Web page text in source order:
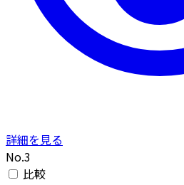
詳細を見る
No.3
比較